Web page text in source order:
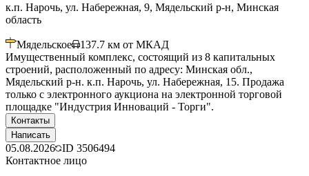
к.п. Нарочь, ул. Набережная, 9, Мядельский р-н, Минская
область
Мядельское 137.7 км от МКАД
Имущественный комплекс, состоящий из 8 капитальных
строений, расположенный по адресу: Минская обл.,
Мядельский р-н. к.п. Нарочь, ул. Набережная, 15. Продажа
только с электронного аукциона на электронной торговой
площадке "Индустрия Инноваций - Торги".
Контакты
Написать
05.08.2026 ID 3506494
Контактное лицо